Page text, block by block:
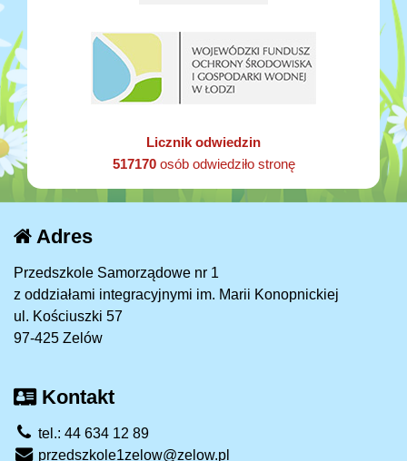
Licznik odwiedzin
517170osób odwiedziło stronę
Adres
Przedszkole Samorządowe nr 1
z oddziałami integracyjnymi im. Marii Konopnickiej
ul. Kościuszki 57
97-425 Zelów
Kontakt
tel.: 44 634 12 89
przedszkole1zelow@zelow.pl